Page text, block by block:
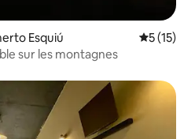
Esquiú
5 (15)
sur les montagnes